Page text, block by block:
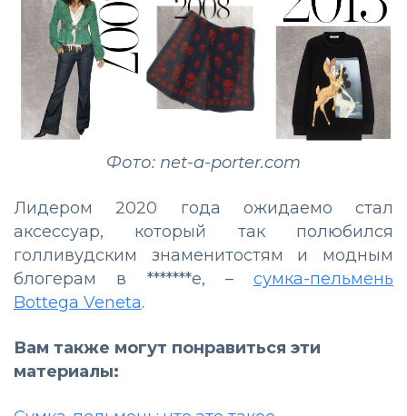
Фото: net-a-porter.com
Лидером 2020 года ожидаемо стал
аксессуар, который так полюбился
голливудским знаменитостям и модным
блогерам в *******е, – сумка-пельмень
Bottega Veneta.
Вам также могут понравиться эти
материалы: